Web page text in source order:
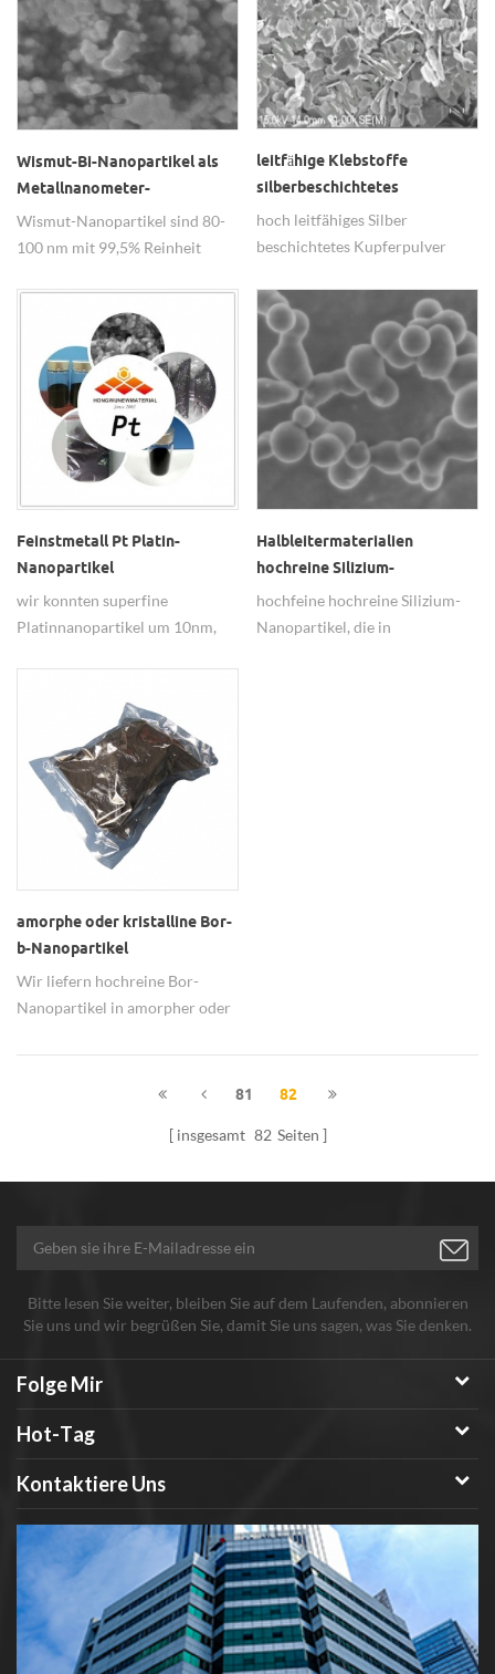
Wismut-Bi-Nanopartikel als
Metallnanometer-
Schmieradditive
Wismut-Nanopartikel sind 80-
100 nm mit 99,5% Reinheit
leitfähige Klebstoffe
silberbeschichtetes
Kupferpulver
hoch leitfähiges Silber
beschichtetes Kupferpulver
Klebstoffen, Leitsilber Paste,
leitfähige Tinte, etc.
Feinstmetall Pt Platin-
Nanopartikel
wir konnten superfine
Platinnanopartikel um 10nm,
Halbleitermaterialien
hochreine Silizium-
Nanopartikel
hochfeine hochreine Silizium-
Nanopartikel, die in
amorphe oder kristalline Bor-
b-Nanopartikel
Wir liefern hochreine Bor-
Nanopartikel in amorpher oder
81 82
insgesamt 82 Seiten
Bitte lesen Sie weiter, bleiben Sie auf dem Laufenden, abonnieren
Sie uns und wir begrüßen Sie, damit Sie uns sagen, was Sie denken.
Folge Mir
Hot-Tag
Kontaktiere Uns